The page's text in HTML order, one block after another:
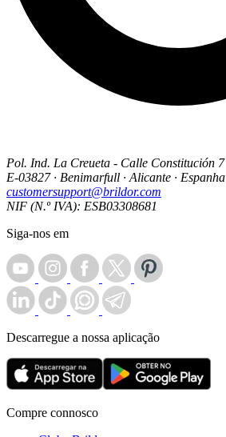
Pol. Ind. La Creueta - Calle Constitución 7
E-03827 · Benimarfull · Alicante · Espanha
customersupport@brildor.com
NIF (N.º IVA): ESB03308681
Siga-nos em
Descarregue a nossa aplicação
Compre connosco